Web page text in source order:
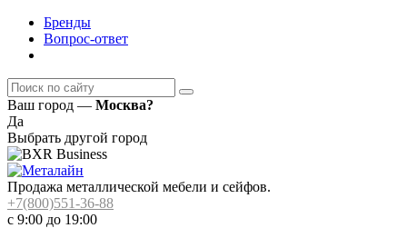
Бренды
Вопрос-ответ
Ваш город — Москва?
Да
Выбрать другой город
Продажа металлической мебели и сейфов.
+7(800)551-36-88
с 9:00 до 19:00